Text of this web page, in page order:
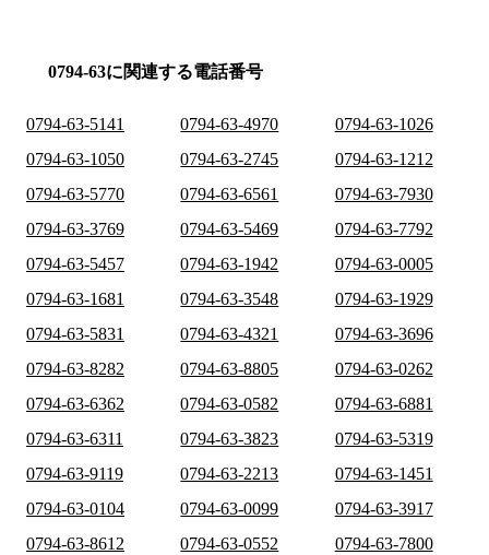
0794-63に関連する電話番号
0794-63-5141 0794-63-4970
0794-63-1026
0794-63-1050
0794-63-2745
0794-63-1212
0794-63-5770
0794-63-6561
0794-63-7930
0794-63-3769
0794-63-5469
0794-63-7792
0794-63-5457
0794-63-1942
0794-63-0005
0794-63-1681
0794-63-3548
0794-63-1929
0794-63-5831
0794-63-4321
0794-63-3696
0794-63-8282
0794-63-8805
0794-63-0262
0794-63-6362
0794-63-0582
0794-63-6881
0794-63-6311
0794-63-3823
0794-63-5319
0794-63-9119
0794-63-2213
0794-63-1451
0794-63-0104
0794-63-0099
0794-63-3917
0794-63-8612
0794-63-0552
0794-63-7800